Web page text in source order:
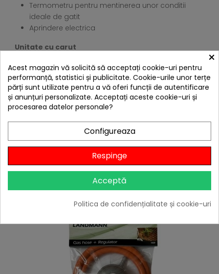
Termometru pentru mentinerea unor conditii
ideale de gatit
Aprindere electrica
Unitate cu carut
171 cm (Lungime) x 51 cm (latime) x 126,5 cm
(inaltime) - (149,5 mm inaltime cu capacul
deschis)
Constructie extrem de solida si acces usor la
butelia de gaz
Otel inoxidabil 304 in panourile anterioare si
posterioare, pe rafturile laterale si la usi
Aluminiu turnat in panourile laterale si de la baza.
CLIENTII CARE AU CUMPARAT ACEST
PRODUS AU MAI CUMPARAT SI:
×
Acest magazin vă solicită să acceptați cookie-uri pentru
performanță, statistici și publicitate. Cookie-urile unor terțe
părți sunt utilizate pentru a vă oferi funcții de autentificare
și anunțuri personalizate. Acceptați aceste cookie-uri și
procesarea datelor personale?
Configureaza
Respinge
Acceptă
Politica de confidențialitate și cookie-uri